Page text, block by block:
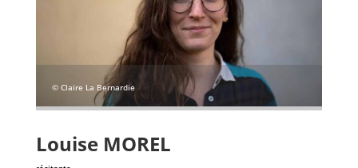
© Claire La Bernardie
Louise MOREL